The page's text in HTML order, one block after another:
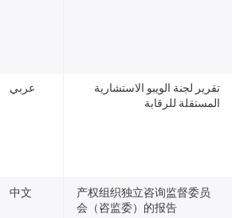
عربي
تقرير لجنة الويبو الاستشارية
المستقلة للرقابة
中文
产权组织独立咨询监督委员
会（咨监委）的报告